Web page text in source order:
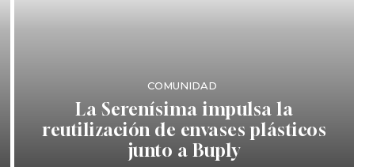
COMUNIDAD
La Serenísima impulsa la
reutilización de envases plásticos
junto a Buply